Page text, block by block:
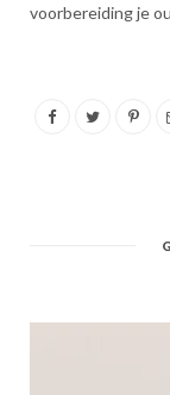
voorbereiding je